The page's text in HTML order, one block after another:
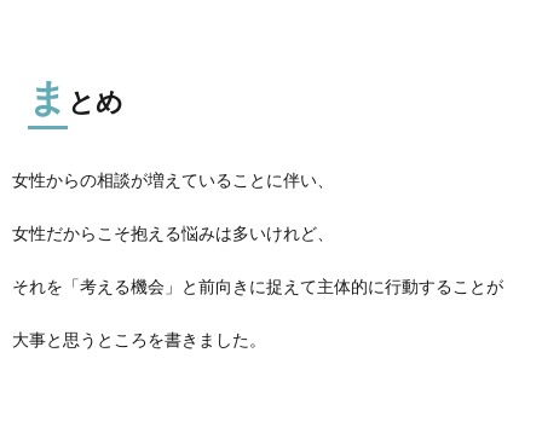
ま とめ
女性からの相談が増えていることに伴い、
女性だからこそ抱える悩みは多いけれど、
それを「考える機会」と前向きに捉えて主体的に行動することが
大事と思うところを書きました。